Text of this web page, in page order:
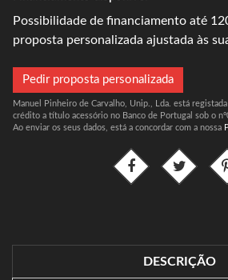
Possibilidade de financiamento até
proposta personalizada ajustada às
Pedir proposta personalizada
Manuel Pinheiro de Carvalho, Unip., Lda. está
crédito a título acessório no Banco de Portugal sob o
Ao enviar os seus dados, está a concordar com a nossa
DESCRIÇÃO